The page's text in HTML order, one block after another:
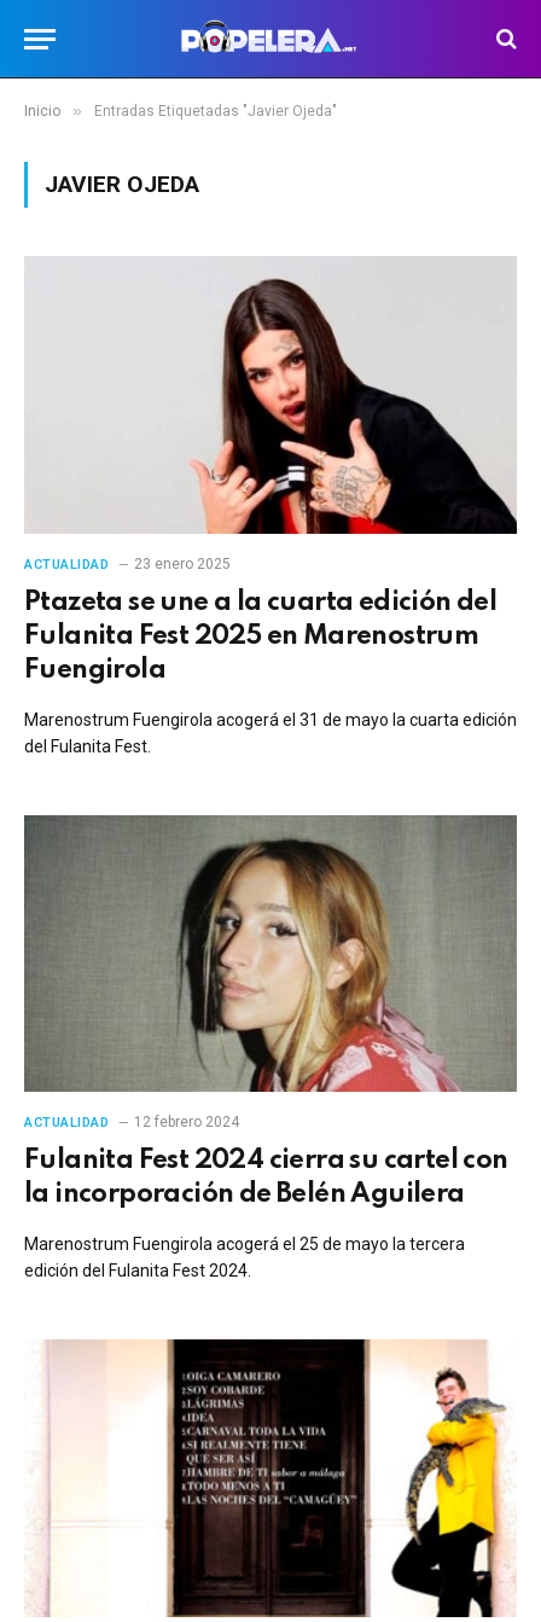
Inicio » Entradas Etiquetadas "Javier Ojeda"
JAVIER OJEDA
ACTUALIDAD 23 enero 2025
Ptazeta se une a la cuarta edición del
Fulanita Fest 2025 en Marenostrum
Fuengirola
Marenostrum Fuengirola acogerá el 31 de mayo la cuarta edición
del Fulanita Fest.
ACTUALIDAD 12 febrero 2024
Fulanita Fest 2024 cierra su cartel con
la incorporación de Belén Aguilera
Marenostrum Fuengirola acogerá el 25 de mayo la tercera
edición del Fulanita Fest 2024.